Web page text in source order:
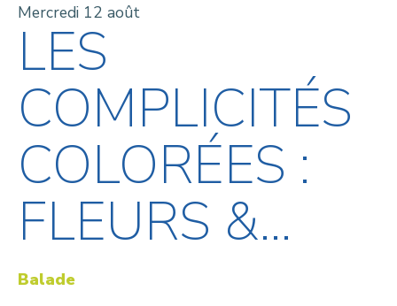
Mercredi 12 août
LES
COMPLICITÉS
COLORÉES :
FLEURS &...
Balade